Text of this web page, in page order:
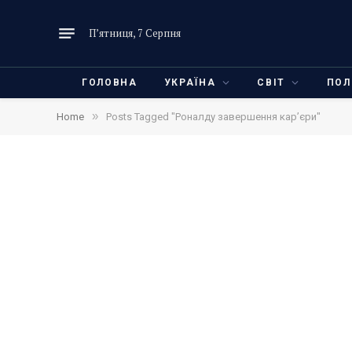
П’ятниця, 7 Серпня
ГОЛОВНА УКРАЇНА СВІТ
Home » Posts Tagged "Роналду завершення кар’єри"